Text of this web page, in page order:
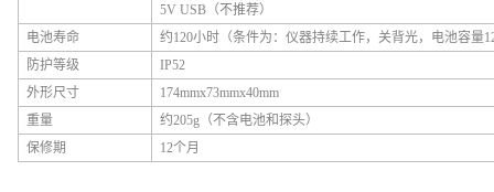
5V USB（不推荐）
电池寿命
约120小时（条件为：仪器持续工作，关背光，电池容量
防护等级
IP52
外形尺寸
174mmx73mmx40mm
重量
约205g（不含电池和探头）
保修期
12个月